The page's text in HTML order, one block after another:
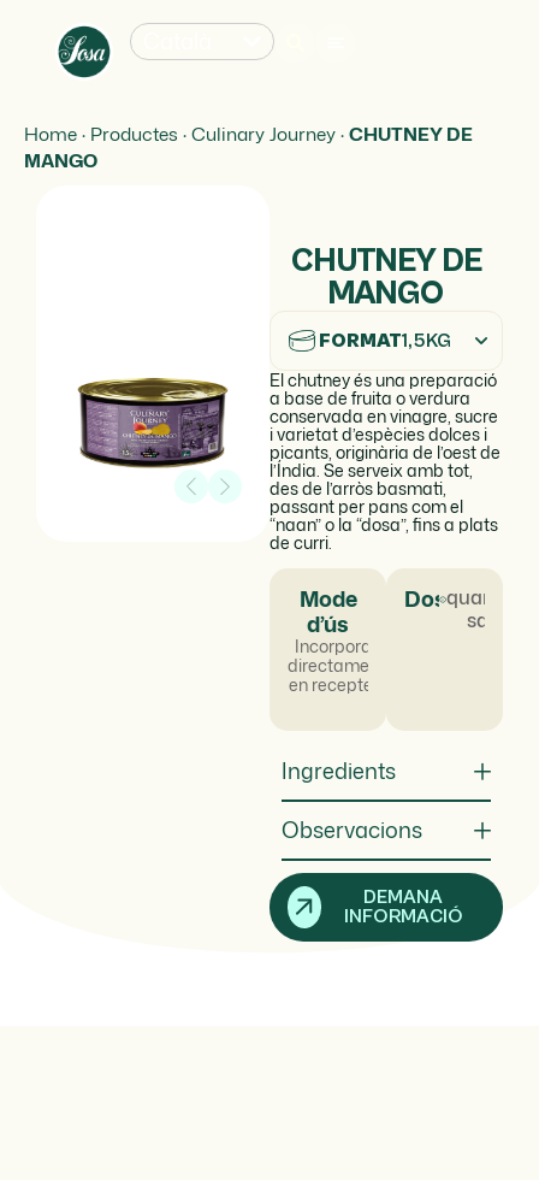
Home· Productes ·Culinary Journey·CHUTNEY DE
MANGO
CHUTNEY DE
MANGO
FORMAT1,5KG
El chutney és una preparació
a base de fruita o verdura
conservada en vinagre, sucre
i varietat d’espècies dolces i
picants, originària de l’oest de
l’Índia. Se serveix amb tot,
des de l’arròs basmati,
passant per pans com el
“naan” o la “dosa”, fins a plats
de curri.
Mode
d’ús
Incorporar
directament
en receptes.
Dosificació
quantum
satis
Ingredients
Observacions
DEMANA
INFORMACIÓ